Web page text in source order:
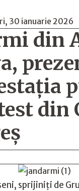
30 ianuarie 2026
din
din
sprijiniți de